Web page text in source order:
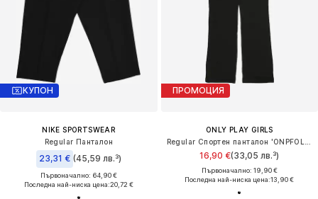
КУПОН
NIKE SPORTSWEAR
Regular Панталон
23,31 € (45,59 лв.³)
Първоначално: 64,90 €
Последна най-ниска цена:20,72 €
ПРОМОЦИЯ
ONLY PLAY GIRLS
16,90 €(33,05 лв.³)
Първоначално: 19,90 €
Последна най-ниска цена:13,90 €